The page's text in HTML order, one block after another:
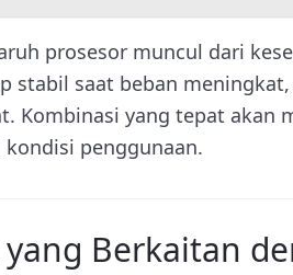
prosesor muncul dari
stabil saat beban
Kombinasi yang tepat akan
penggunaan.
yang Berkaitan